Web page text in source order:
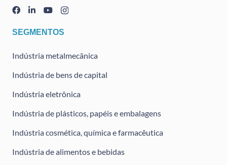
SEGMENTOS
Indústria metalmecânica
Indústria de bens de capital
Indústria eletrônica
Indústria de plásticos, papéis e embalagens
Indústria cosmética, química e farmacêutica
Indústria de alimentos e bebidas